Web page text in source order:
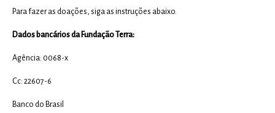
Para fazer as doações, siga as instruções abaixo.
Dados bancários da Fundação Terra:
Agência: 0068-x
Cc: 22607-6
Banco do Brasil